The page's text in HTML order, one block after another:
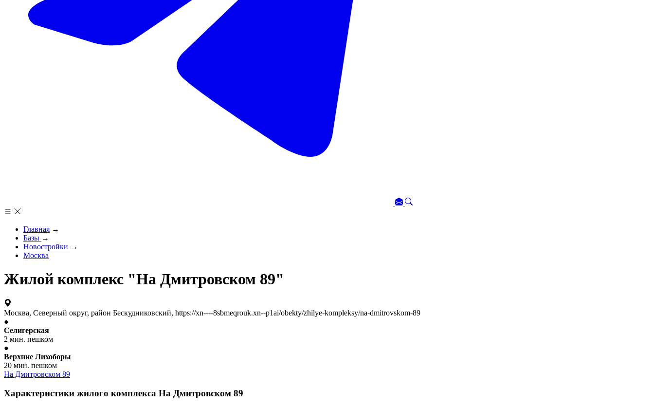
Главная →
Базы →
Новостройки →
Москва
Жилой комплекс "На Дмитровском 89"
Москва, Северный округ, район Бескудниковский, https://xn----8sbmeqrouk.xn--p1ai/obekty/zhilye-kompleksy/na-dmitrovskom-89
●
Селигерская
2 мин. пешком
●
Верхние Лихоборы
20 мин. пешком
На Дмитровском 89
Характеристики жилого комплекса На Дмитровском 89